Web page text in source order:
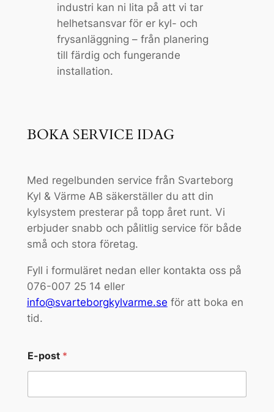
industri kan ni lita på att vi tar
helhetsansvar för er kyl- och
frysanläggning – från planering
till färdig och fungerande
installation.
BOKA SERVICE IDAG
Med regelbunden service från Svarteborg
Kyl & Värme AB säkerställer du att din
kylsystem presterar på topp året runt. Vi
erbjuder snabb och pålitlig service för både
små och stora företag.
Fyll i formuläret nedan eller kontakta oss på
076-007 25 14 eller
info@svarteborgkylvarme.se för att boka en
tid.
E-post *